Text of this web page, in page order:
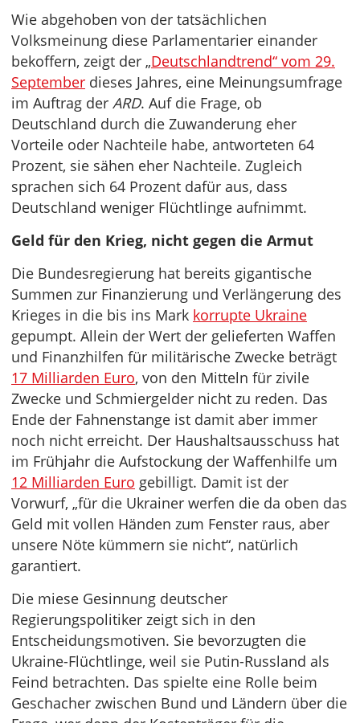
Wie abgehoben von der tatsächlichen
Volksmeinung diese Parlamentarier einander
bekoffern, zeigt der „Deutschlandtrend“ vom 29.
September dieses Jahres, eine Meinungsumfrage
im Auftrag der ARD. Auf die Frage, ob
Deutschland durch die Zuwanderung eher
Vorteile oder Nachteile habe, antworteten 64
Prozent, sie sähen eher Nachteile. Zugleich
sprachen sich 64 Prozent dafür aus, dass
Deutschland weniger Flüchtlinge aufnimmt.
Geld für den Krieg, nicht gegen die Armut
Die Bundesregierung hat bereits gigantische
Summen zur Finanzierung und Verlängerung des
Krieges in die bis ins Mark korrupte Ukraine
gepumpt. Allein der Wert der gelieferten Waffen
und Finanzhilfen für militärische Zwecke beträgt
17 Milliarden Euro, von den Mitteln für zivile
Zwecke und Schmiergelder nicht zu reden. Das
Ende der Fahnenstange ist damit aber immer
noch nicht erreicht. Der Haushaltsausschuss hat
im Frühjahr die Aufstockung der Waffenhilfe um
12 Milliarden Euro gebilligt. Damit ist der
Vorwurf, „für die Ukrainer werfen die da oben das
Geld mit vollen Händen zum Fenster raus, aber
unsere Nöte kümmern sie nicht“, natürlich
garantiert.
Die miese Gesinnung deutscher
Regierungspolitiker zeigt sich in den
Entscheidungsmotiven. Sie bevorzugten die
Ukraine-Flüchtlinge, weil sie Putin-Russland als
Feind betrachten. Das spielte eine Rolle beim
Geschacher zwischen Bund und Ländern über die